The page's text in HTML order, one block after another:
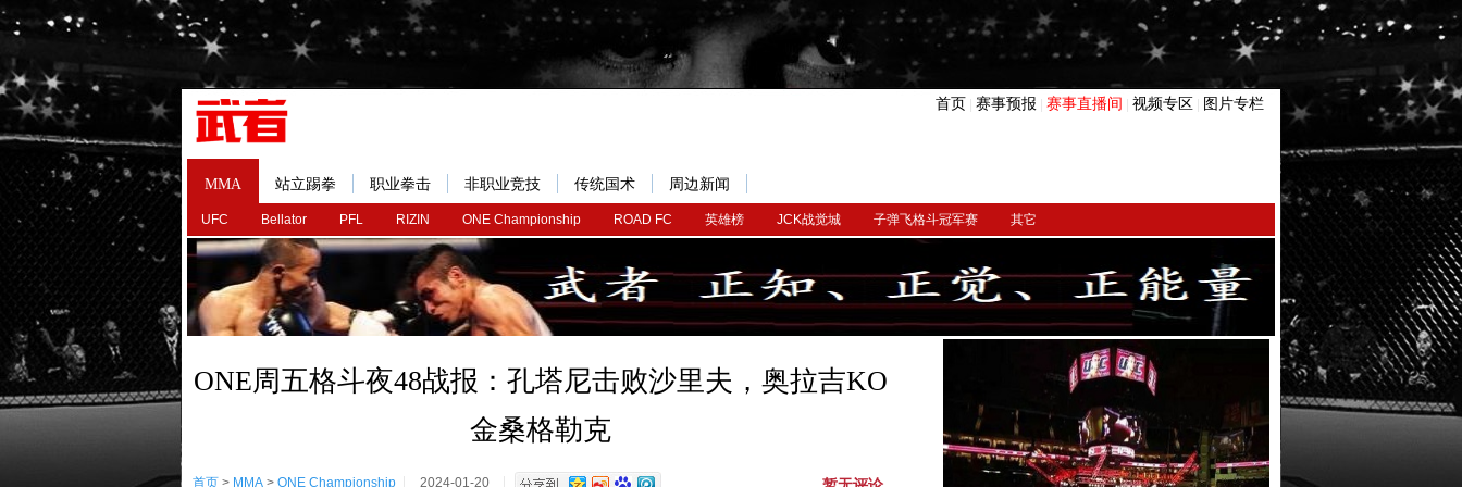
首页 赛事预报 赛事直播间 视频专区 图片专栏
MMA
UFC Bellator PFL RIZIN ONE Championship ROAD FC 英雄榜 JCK战觉城 子弹飞格斗冠军赛 其它
站立踢拳 职业拳击 非职业竞技 传统国术 周边新闻
ONE周五格斗夜48战报：孔塔尼击败沙里夫，奥拉吉KO
金桑格勒克
首页 > MMA > ONE Championship 2024-01-20